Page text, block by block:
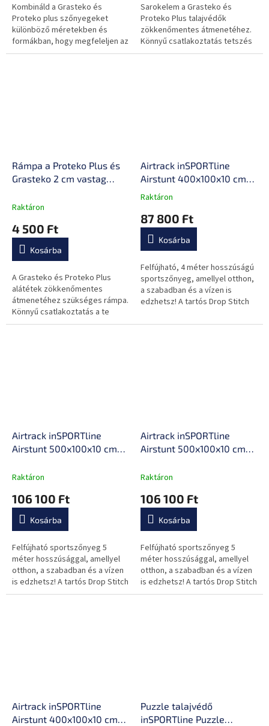
Kombináld a Grasteko és
Proteko plus szőnyegeket
különböző méretekben és
formákban, hogy megfeleljen az
idényeidnek.
Sarokelem a Grasteko és
Proteko Plus talajvédők
zökkenőmentes átmenetéhez.
Könnyű csatlakoztatás tetszés
szerint. Kombinálható
Rámpa a Proteko Plus és
Grasteko 2 cm vastag
csillapítja a zajt és a
súlyzókhoz
Raktáron
4 500 Ft
Kosárba
A Grasteko és Proteko Plus
alátétek zökkenőmentes
átmenetéhez szükséges rámpa.
Könnyű csatlakoztatás a te
ízlésed szerint.
Airtrack inSPORTline
Airstunt 400x100x10 cm
szürke,650kg
technológia,javítókészlet
és szállítótáska
A
átlagos
értékelése
0,0
csillag.
Raktáron
87 800 Ft
Kosárba
Felfújható, 4 méter hosszúságú
sportszőnyeg, amellyel otthon,
a szabadban és a vízen is
edzhetsz! A tartós Drop Stitch
gyönyörűen rugalmas és nagy...
Airtrack inSPORTline
Airstunt 500x100x10 cm
teherbírás,DropStitch
és szállítótáska
Raktáron
106 100 Ft
Kosárba
Felfújható sportszőnyeg 5
méter hosszúsággal, amellyel
otthon, a szabadban és a vízen
is edzhetsz! A tartós Drop Stitch
anyagnak köszönhetően
Airtrack inSPORTline
Airstunt 500x100x10 cm
teherbírás,DropStitch
és szállítótáska
Raktáron
106 100 Ft
Kosárba
Felfújható sportszőnyeg 5
méter hosszúsággal, amellyel
otthon, a szabadban és a vízen
is edzhetsz! A tartós Drop Stitch
anyagnak köszönhetően
Airtrack inSPORTline
Airstunt 400x100x10 cm
Puzzle talajvédő
inSPORTline Puzzle